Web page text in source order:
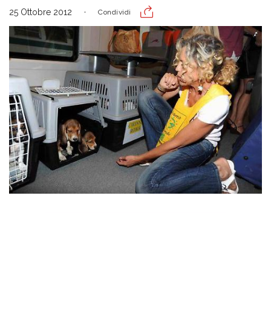
25 Ottobre 2012 Condividi